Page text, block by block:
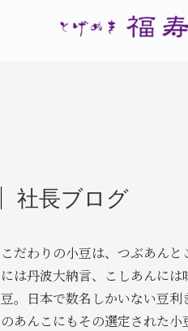
社長ブログ
こだわりの小豆は、つぶあん
には丹波大納言、こしあんに
豆。日本で数名しかいない豆
のあんこにもその選定された小